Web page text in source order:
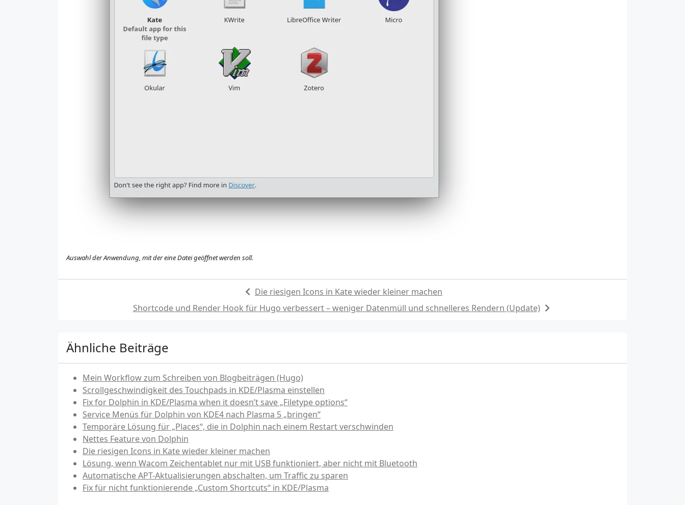
Auswahl der Anwendung, mit der eine Datei geöffnet werden soll.
Die riesigen Icons in Kate wieder kleiner machen
Shortcode und Render Hook für Hugo verbessert – weniger Datenmüll und schnelleres Rendern (Update)
Ähnliche Beiträge
Mein Workflow zum Schreiben von Blogbeiträgen (Hugo)
Scrollgeschwindigkeit des Touchpads in KDE/Plasma einstellen
Fix for Dolphin in KDE/Plasma when it doesn’t save „Filetype options“
Service Menüs für Dolphin von KDE4 nach Plasma 5 „bringen“
Temporäre Lösung für „Places“, die in Dolphin nach einem Restart verschwinden
Nettes Feature von Dolphin
Die riesigen Icons in Kate wieder kleiner machen
Lösung, wenn Wacom Zeichentablet nur mit USB funktioniert, aber nicht mit Bluetooth
Automatische APT-Aktualisierungen abschalten, um Traffic zu sparen
Fix für nicht funktionierende „Custom Shortcuts“ in KDE/Plasma